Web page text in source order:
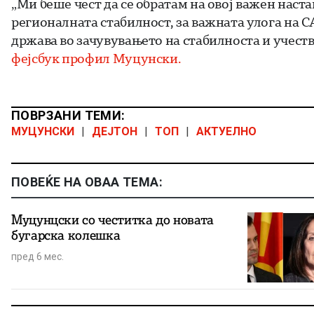
„Ми беше чест да се обратам на овој важен
регионалната стабилност, за важната улога на
држава во зачувувањето на стабилноста и
фејсбук профил Муцунски.
ПОВРЗАНИ ТЕМИ:
МУЦУНСКИ ДЕЈТОН ТОП АКТУЕЛНО
ПОВЕЌЕ НА ОВАА ТЕМА:
Муцунцски со честитка до новата
бугарска колешка
пред 6 мес.